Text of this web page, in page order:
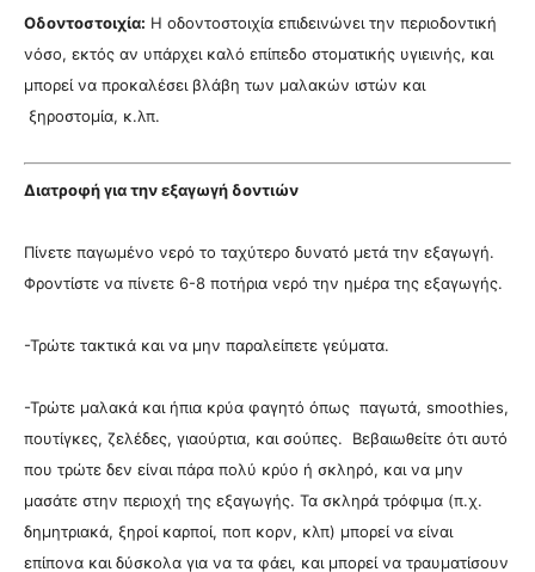
Οδοντοστοιχία: Η οδοντοστοιχία επιδεινώνει την περιοδοντική
νόσο, εκτός αν υπάρχει καλό επίπεδο στοματικής υγιεινής, και
μπορεί να προκαλέσει βλάβη των μαλακών ιστών και
ξηροστομία, κ.λπ.
Διατροφή για την εξαγωγή δοντιών
Πίνετε παγωμένο νερό το ταχύτερο δυνατό μετά την εξαγωγή.
Φροντίστε να πίνετε 6-8 ποτήρια νερό την ημέρα της εξαγωγής.
-Τρώτε τακτικά και να μην παραλείπετε γεύματα.
-Τρώτε μαλακά και ήπια κρύα φαγητό όπως παγωτά, smoothies,
πουτίγκες, ζελέδες, γιαούρτια, και σούπες. Βεβαιωθείτε ότι αυτό
που τρώτε δεν είναι πάρα πολύ κρύο ή σκληρό, και να μην
μασάτε στην περιοχή της εξαγωγής. Τα σκληρά τρόφιμα (π.χ.
δημητριακά, ξηροί καρποί, ποπ κορν, κλπ) μπορεί να είναι
επίπονα και δύσκολα για να τα φάει, και μπορεί να τραυματίσουν